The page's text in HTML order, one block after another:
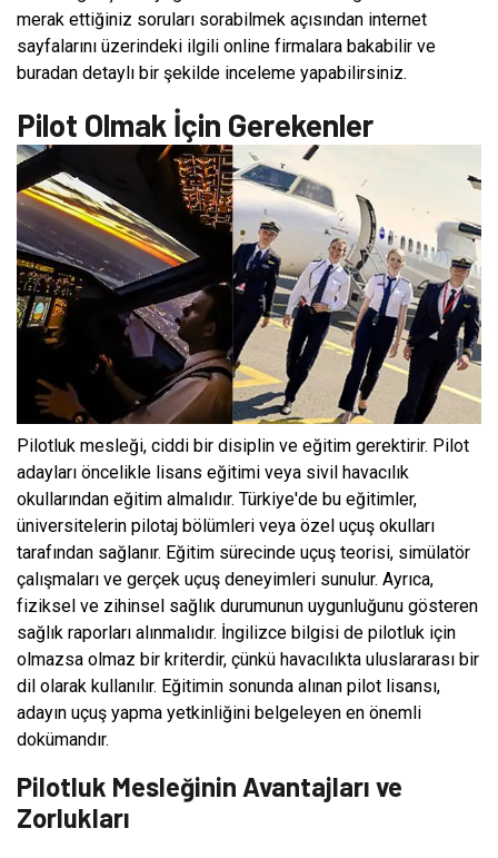
merak ettiğiniz soruları sorabilmek açısından internet
sayfalarını üzerindeki ilgili online firmalara bakabilir ve
buradan detaylı bir şekilde inceleme yapabilirsiniz.
Pilot Olmak İçin Gerekenler
Pilotluk mesleği, ciddi bir disiplin ve eğitim gerektirir. Pilot
adayları öncelikle lisans eğitimi veya sivil havacılık
okullarından eğitim almalıdır. Türkiye'de bu eğitimler,
üniversitelerin pilotaj bölümleri veya özel uçuş okulları
tarafından sağlanır. Eğitim sürecinde uçuş teorisi, simülatör
çalışmaları ve gerçek uçuş deneyimleri sunulur. Ayrıca,
fiziksel ve zihinsel sağlık durumunun uygunluğunu gösteren
sağlık raporları alınmalıdır. İngilizce bilgisi de pilotluk için
olmazsa olmaz bir kriterdir, çünkü havacılıkta uluslararası bir
dil olarak kullanılır. Eğitimin sonunda alınan pilot lisansı,
adayın uçuş yapma yetkinliğini belgeleyen en önemli
dokümandır.
Pilotluk Mesleğinin Avantajları ve
Zorlukları